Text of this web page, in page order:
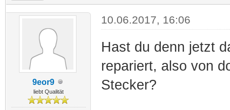
9eor9
liebt Qualität
10.06.2017, 16:06
Hast du denn jetzt
repariert, also von
Stecker?